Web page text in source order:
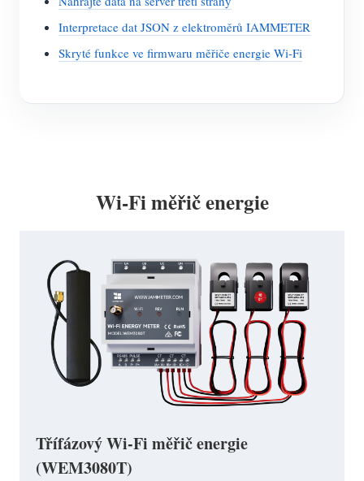
Interpretace dat JSON z elektroměrů IAMMETER
Skryté funkce ve firmwaru měřiče energie Wi-Fi
Wi-Fi měřič energie
Třífázový Wi-Fi měřič energie
(WEM3080T)